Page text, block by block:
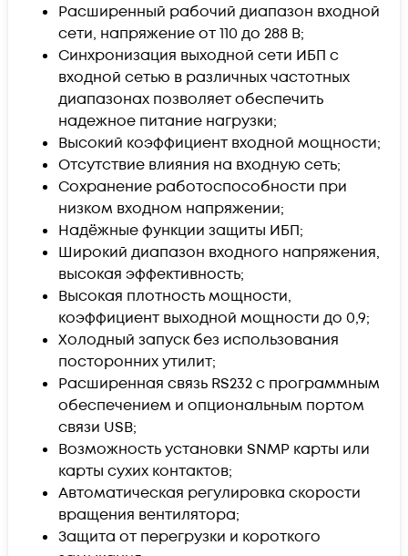
Расширенный рабочий диапазон входной
сети, напряжение от 110 до 288 В;
Синхронизация выходной сети ИБП с
входной сетью в различных частотных
диапазонах позволяет обеспечить
надежное питание нагрузки;
Высокий коэффициент входной мощности;
Отсутствие влияния на входную сеть;
Сохранение работоспособности при
низком входном напряжении;
Надёжные функции защиты ИБП;
Широкий диапазон входного напряжения,
высокая эффективность;
Высокая плотность мощности,
коэффициент выходной мощности до 0,9;
Холодный запуск без использования
посторонних утилит;
Расширенная связь RS232 с программным
обеспечением и опциональным портом
связи USB;
Возможность установки SNMP карты или
карты сухих контактов;
Автоматическая регулировка скорости
вращения вентилятора;
Защита от перегрузки и короткого